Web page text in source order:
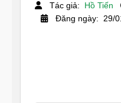
Tác giả: Hồ Tiến
Đăng ngày: 29/